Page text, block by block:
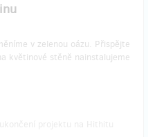
v zelenou oázu. Přispějte
květinové stěně nainstalujeme